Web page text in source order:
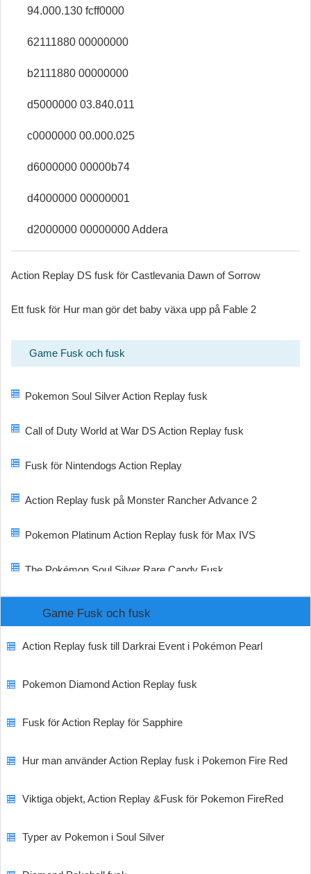
94.000.130 fcff0000
62111880 00000000
b2111880 00000000
d5000000 03.840.011
c0000000 00.000.025
d6000000 00000b74
d4000000 00000001
d2000000 00000000 Addera
Action Replay DS fusk för Castlevania Dawn of Sorrow
Ett fusk för Hur man gör det baby växa upp på Fable 2
Game Fusk och fusk
Pokemon Soul Silver Action Replay fusk
Call of Duty World at War DS Action Replay fusk
Fusk för Nintendogs Action Replay
Action Replay fusk på Monster Rancher Advance 2
Pokemon Platinum Action Replay fusk för Max IVS
The Pokémon Soul Silver Rare Candy Fusk
Game Fusk och fusk
Action Replay fusk till Darkrai Event i Pokémon Pearl
Pokemon Diamond Action Replay fusk
Fusk för Action Replay för Sapphire
Hur man använder Action Replay fusk i Pokemon Fire Red
Viktiga objekt, Action Replay &Fusk för Pokemon FireRed
Typer av Pokemon i Soul Silver